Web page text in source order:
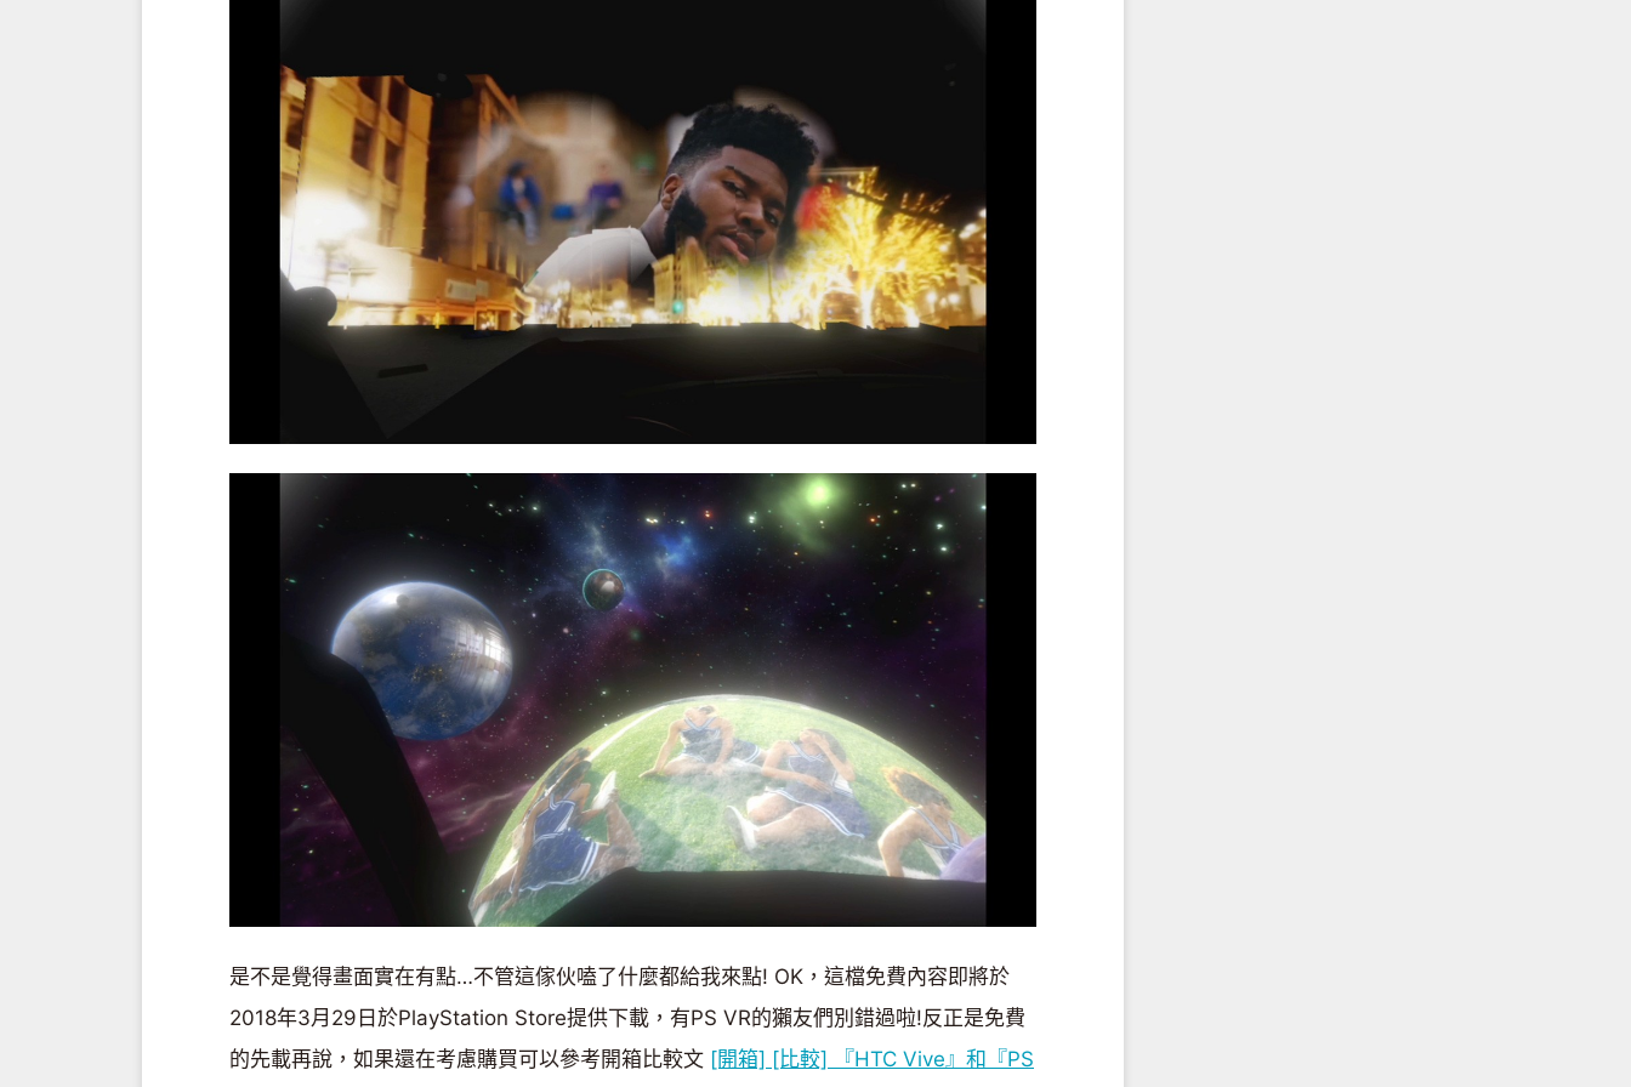
是不是覺得畫面實在有點…不管這傢伙嗑了什麼都給我來點! OK，這檔免費內容即將於
2018年3月29日於PlayStation Store提供下載，有PS VR的獺友們別錯過啦!反正是免費
的先載再說，如果還在考慮購買可以參考開箱比較文 [開箱] [比較] 『HTC Vive』和『PS